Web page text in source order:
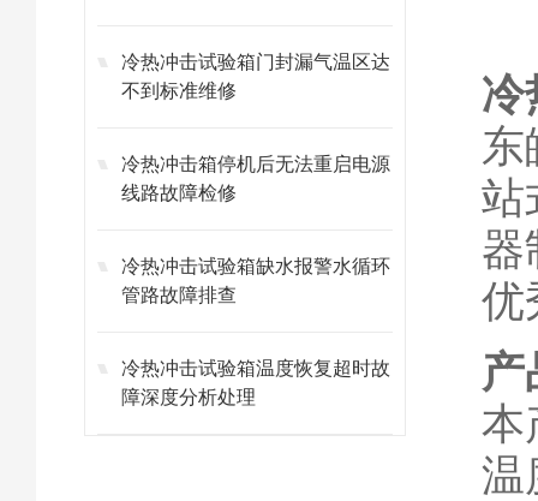
冷热冲击试验箱门封漏气温区达
不到标准维修
冷热冲击箱停机后无法重启电源
线路故障检修
冷热冲击试验箱缺水报警水循环
管路故障排查
冷热冲击试验箱温度恢复超时故
障深度分析处理
冷
东
站
器
优
产
本
温